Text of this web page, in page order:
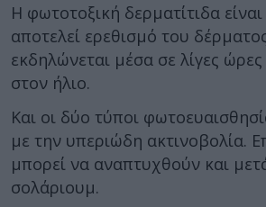
Η φωτοτοξική δερματίτιδα
αποτελεί ερεθισμό του
εκδηλώνεται μέσα σε λίγες
στον ήλιο.
Και οι δύο τύποι
με την υπεριώδη ακτινοβολία.
μπορεί να αναπτυχθούν και
σολάριουμ.